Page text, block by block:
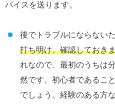
バイスを送ります。
後でトラブルにならないた
打ち明け、確認しておき
れなので、最初のうちは
然です。初心者であるこ
でしょう。経験のある方